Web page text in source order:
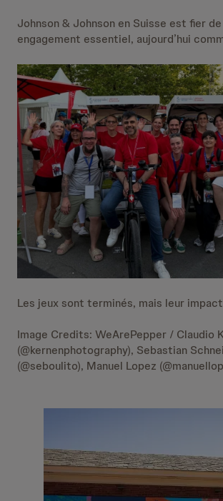
Johnson & Johnson en Suisse est fier
engagement essentiel, aujourd’hui
Les jeux sont terminés, mais leur
Image Credits: WeArePepper / Claudio
(@kernenphotography), Sebastian
(@seboulito), Manuel Lopez